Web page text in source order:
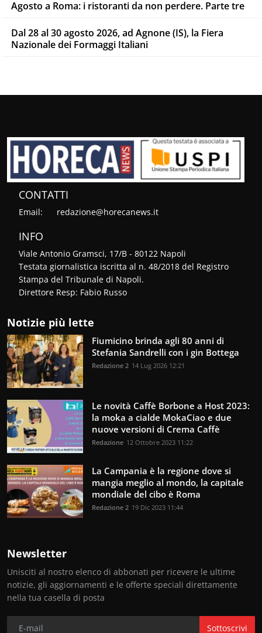
Agosto a Roma: i ristoranti da non perdere. Parte tre
Dal 28 al 30 agosto 2026, ad Agnone (IS), la Fiera
Nazionale dei Formaggi Italiani
CONTATTI
Email: redazione@horecanews.it
INFO
Viale Antonio Gramsci, 17/B - 80122 Napoli
Testata giornalistica iscritta al n. 48/2018 del Registro
Stampa del Tribunale di Napoli.
Direttore Resp: Fabio Russo
Notizie più lette
Fiumicino brinda agli 80 anni di
Stefania Sandrelli con i gin Bottega
Redazione 2 14 Lug 2026 12:21
Le novità Caffè Borbone a Host 2023:
la moka a cialde MokaCiao e due
nuove versioni di Crema Caffè
Redazione 12 Ottobre 2023 11:22
La Campania è la regione dove si
mangia meglio al mondo, la capitale
mondiale del cibo è Roma
Redazione 2 19 Dic 2023 11:44
Newsletter
Unisciti al nostro elenco di abbonati per ricevere le ultime
notizie, gli aggiornamenti e le offerte speciali direttamente
nella tua casella di posta
Sottoscrivi